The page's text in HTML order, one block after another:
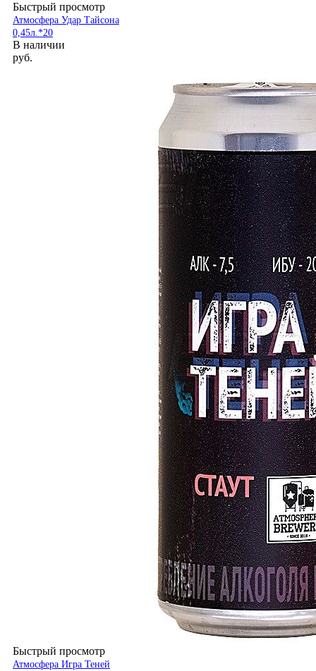
Быстрый просмотр
Атмосфера Удар Тайсона
0,45л.*20
В наличии
руб.
Быстрый просмотр
Атмосфера Игра Теней